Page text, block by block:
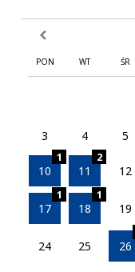
poprzedni miesiąc
PON WT ŚR
3 4 5
10
1
11
2
12
17
1
18
1
19
24 25 26